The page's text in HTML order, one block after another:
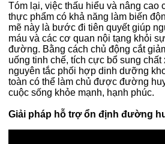
Tóm lại, việc thấu hiểu và nâng cao
thực phẩm có khả năng làm biến
mẽ này là bước đi tiên quyết giúp
máu và các cơ quan nội tạng khỏi
đường. Bằng cách chủ động cắt
uống tinh chế, tích cực bổ sung chất
nguyên tắc phối hợp dinh dưỡng
toàn có thể làm chủ được đường
cuộc sống khỏe mạnh, hạnh phúc.
Giải pháp hỗ trợ ổn định đường